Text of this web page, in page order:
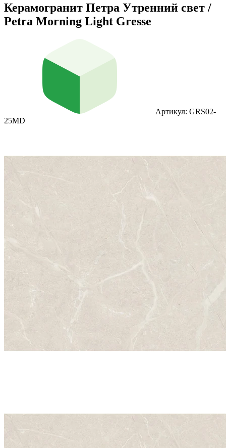
Керамогранит Петра Утренний свет /
Petra Morning Light Gresse
Артикул: GRS02-
25MD